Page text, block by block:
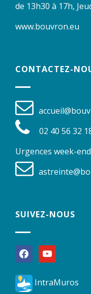
de 13h30 à 17h,
www.bouvron.eu
CONTACTEZ-
02 40 56 32
Urgences week-
SUIVEZ-NOUS
facebookyoutube
IntraMuros